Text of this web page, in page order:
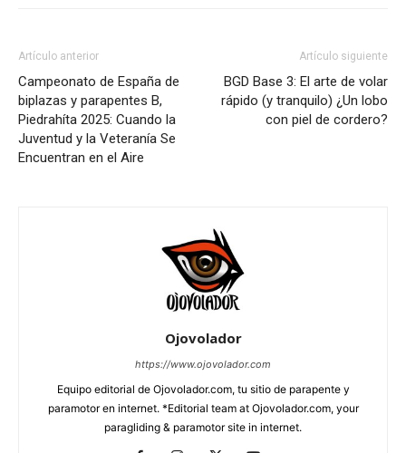
Artículo anterior
Campeonato de España de
biplazas y parapentes B,
Piedrahíta 2025: Cuando la
Juventud y la Veteranía Se
Encuentran en el Aire
Artículo siguiente
BGD Base 3: El arte de volar
rápido (y tranquilo) ¿Un lobo
con piel de cordero?
Ojovolador
https://www.ojovolador.com
Equipo editorial de Ojovolador.com, tu sitio de parapente y
paramotor en internet. *Editorial team at Ojovolador.com, your
paragliding & paramotor site in internet.